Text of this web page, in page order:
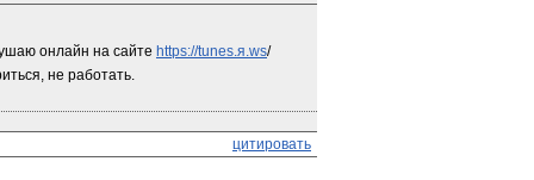
онлайн на сайте https://tunes.я.ws/
не работать.
цитировать